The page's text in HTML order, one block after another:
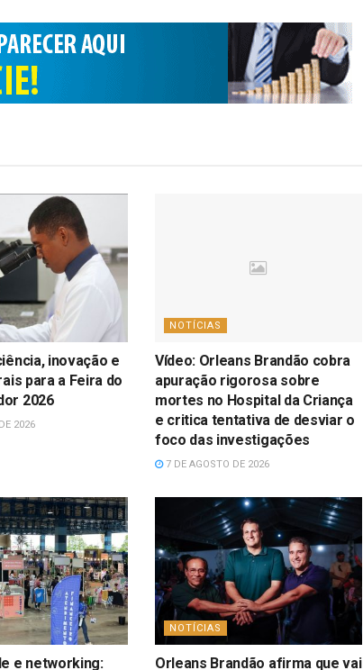
inovação e
para a Feira do
2026
2026
NOTÍCIAS
Vídeo: Orleans Brandão cobra
apuração rigorosa sobre
mortes no Hospital da Criança
e critica tentativa de desviar o
foco das investigações
7 DE AGOSTO DE 2026
e networking:
NOTÍCIAS
Orleans Brandão afirma que vai